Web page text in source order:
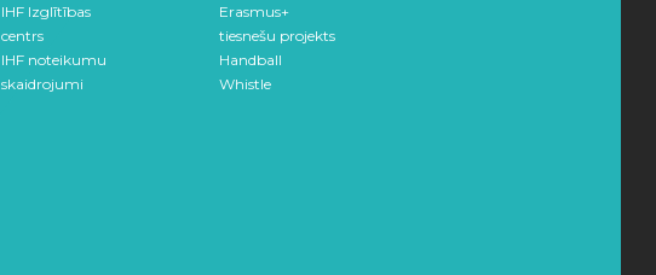
IHF Izglītības
centrs
IHF noteikumu
skaidrojumi
Erasmus+
tiesnešu projekts
Handball
Whistle